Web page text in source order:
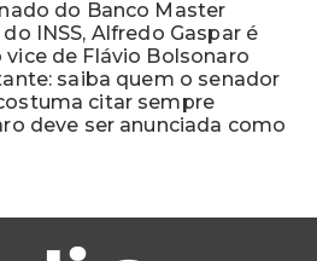
do Banco Master
INSS, Alfredo Gaspar é
de Flávio Bolsonaro
saiba quem o senador
citar sempre
deve ser anunciada como